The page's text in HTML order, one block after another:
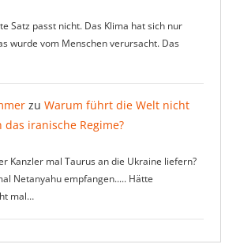
Satz passt nicht. Das Klima hat sich nur
wurde vom Menschen verursacht. Das
zu Warum führt die Welt nicht
das iranische Regime?
Kanzler mal Taurus an die Ukraine liefern?
Netanyahu empfangen..... Hätte
mal…